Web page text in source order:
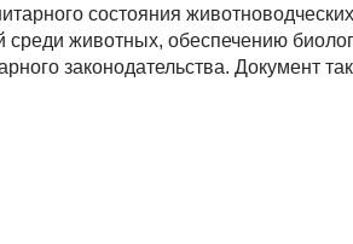
состояния
животных, обеспечению
законодательства. Документ